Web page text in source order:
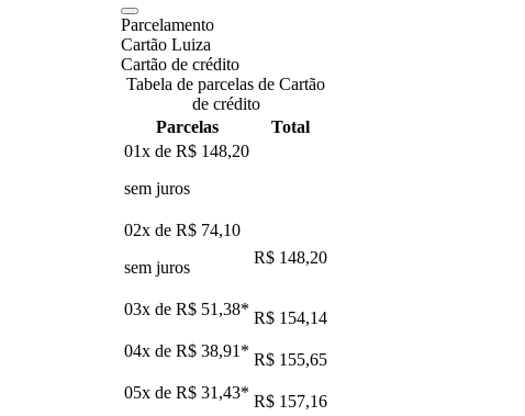
Parcelamento
Cartão Luiza
Cartão de crédito
Tabela de parcelas de Cartão
de crédito
Parcelas
Total
01x de R$ 148,20
sem juros
02x de R$ 74,10
sem juros
R$ 148,20
03x de R$ 51,38* R$ 154,14
04x de R$ 38,91 * R$ 155,65
05x de R$ 31,43* R$ 157,16